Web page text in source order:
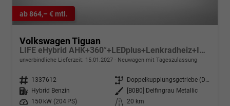
ab 864,– € mtl.
Volkswagen Tiguan
LIFE eHybrid AHK+360°+LEDplus+Lenkradheiz+IQ.Drive+ACC+AppConnect+eHeck
unverbindliche Lieferzeit: 15.01.2027 Neuwagen mit Tageszulassung
Fahrzeugnr. 1337612 Getriebe
Doppelkupplungsgetriebe (DSG)
Kraftstoff
Hybrid Benzin Außenfarbe
[B0B0] Delfingrau Metallic
Leistung
150 kW (204 PS) Kilometerstand
20 km